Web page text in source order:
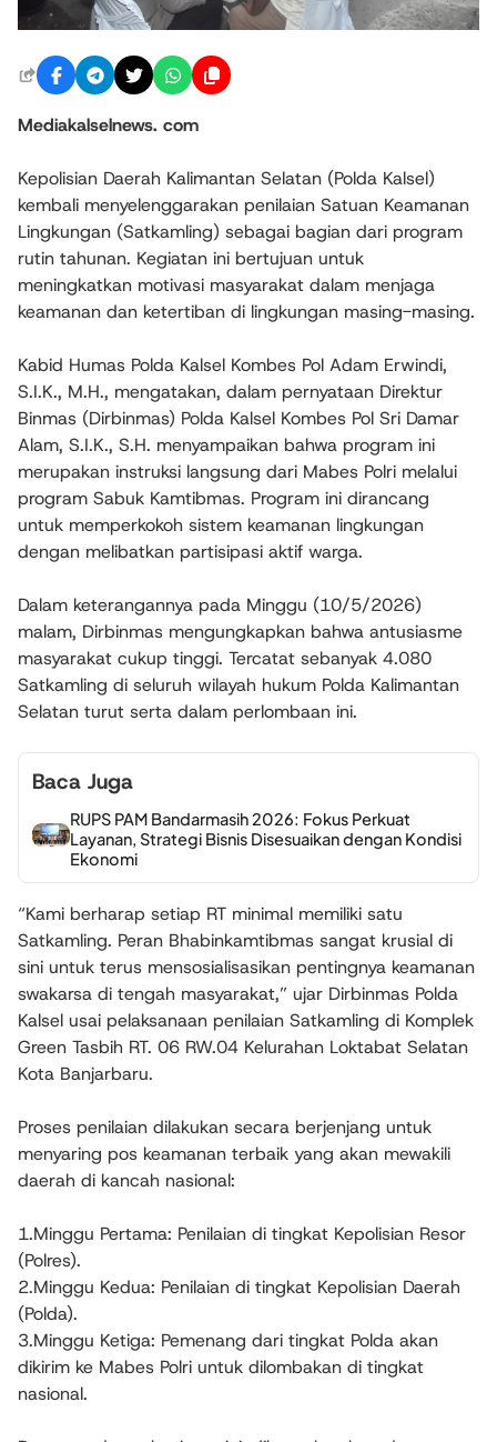
Mediakalselnews. com
Kepolisian Daerah Kalimantan Selatan (Polda Kalsel)
kembali menyelenggarakan penilaian Satuan Keamanan
Lingkungan (Satkamling) sebagai bagian dari program
rutin tahunan. Kegiatan ini bertujuan untuk
meningkatkan motivasi masyarakat dalam menjaga
keamanan dan ketertiban di lingkungan masing-masing.
Kabid Humas Polda Kalsel Kombes Pol Adam Erwindi,
S.I.K., M.H., mengatakan, dalam pernyataan Direktur
Binmas (Dirbinmas) Polda Kalsel Kombes Pol Sri Damar
Alam, S.I.K., S.H. menyampaikan bahwa program ini
merupakan instruksi langsung dari Mabes Polri melalui
program Sabuk Kamtibmas. Program ini dirancang
untuk memperkokoh sistem keamanan lingkungan
dengan melibatkan partisipasi aktif warga.
Dalam keterangannya pada Minggu (10/5/2026)
malam, Dirbinmas mengungkapkan bahwa antusiasme
masyarakat cukup tinggi. Tercatat sebanyak 4.080
Satkamling di seluruh wilayah hukum Polda Kalimantan
Selatan turut serta dalam perlombaan ini.
Baca Juga
RUPS PAM Bandarmasih 2026: Fokus Perkuat
Layanan, Strategi Bisnis Disesuaikan dengan Kondisi
Ekonomi
“Kami berharap setiap RT minimal memiliki satu
Satkamling. Peran Bhabinkamtibmas sangat krusial di
sini untuk terus mensosialisasikan pentingnya keamanan
swakarsa di tengah masyarakat,” ujar Dirbinmas Polda
Kalsel usai pelaksanaan penilaian Satkamling di Komplek
Green Tasbih RT. 06 RW.04 Kelurahan Loktabat Selatan
Kota Banjarbaru.
Proses penilaian dilakukan secara berjenjang untuk
menyaring pos keamanan terbaik yang akan mewakili
daerah di kancah nasional:
1.Minggu Pertama: Penilaian di tingkat Kepolisian Resor
(Polres).
2.Minggu Kedua: Penilaian di tingkat Kepolisian Daerah
(Polda).
3.Minggu Ketiga: Pemenang dari tingkat Polda akan
dikirim ke Mabes Polri untuk dilombakan di tingkat
nasional.